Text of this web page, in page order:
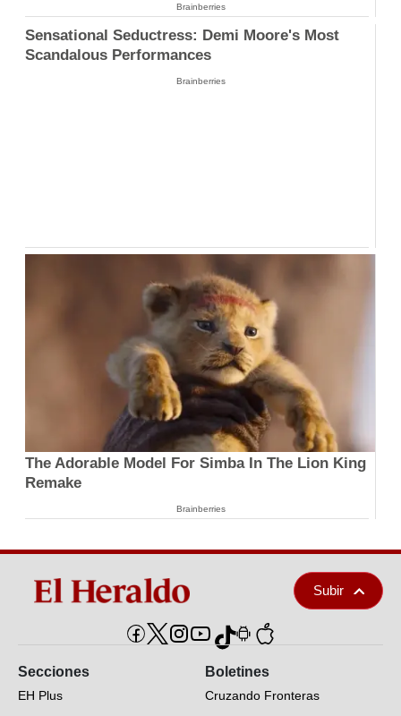
Brainberries
Sensational Seductress: Demi Moore's Most
Scandalous Performances
Brainberries
The Adorable Model For Simba In The Lion King
Remake
Brainberries
Subir
Secciones
EH Plus
Boletines
Cruzando Fronteras